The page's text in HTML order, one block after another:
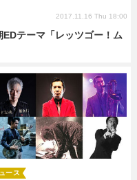
テーマ「レッツゴー！ム
2017.11.16 Thu 18:00
ース